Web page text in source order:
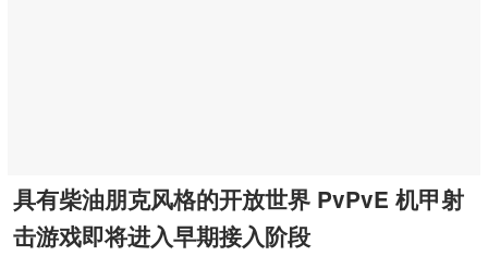
具有柴油朋克风格的开放世界 PvPvE 机甲射
击游戏即将进入早期接入阶段